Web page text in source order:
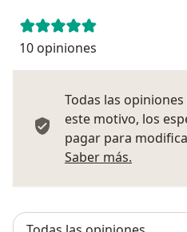
10 opiniones
Todas las
este motivo, los
pagar para
Saber más.